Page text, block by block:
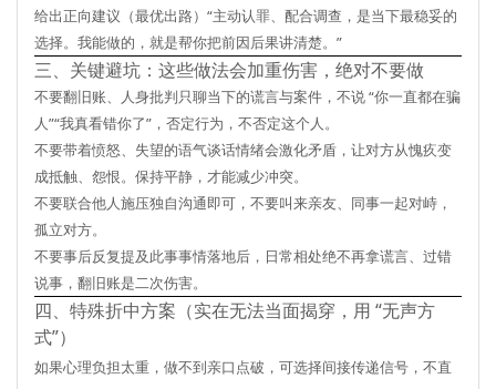
给出正向建议（最优出路）“主动认罪、配合调查，是当下最稳妥的
选择。我能做的，就是帮你把前因后果讲清楚。”
三、关键避坑：这些做法会加重伤害，绝对不要做
不要翻旧账、人身批判只聊当下的谎言与案件，不说 “你一直都在骗
人”“我真看错你了”，否定行为，不否定这个人。
不要带着愤怒、失望的语气谈话情绪会激化矛盾，让对方从愧疚变
成抵触、怨恨。保持平静，才能减少冲突。
不要联合他人施压独自沟通即可，不要叫来亲友、同事一起对峙，
孤立对方。
不要事后反复提及此事事情落地后，日常相处绝不再拿谎言、过错
说事，翻旧账是二次伤害。
四、特殊折中方案（实在无法当面揭穿，用 “无声方
式”）
如果心理负担太重，做不到亲口点破，可选择间接传递信号 ，不直